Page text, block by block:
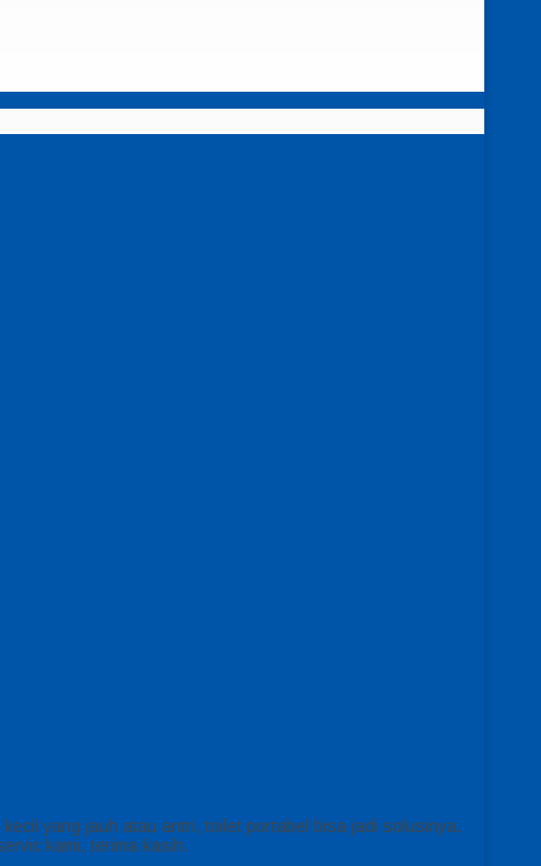
yang jauh atau antri, toilet portabel bisa jadi solusinya.
kami, terima kasih.